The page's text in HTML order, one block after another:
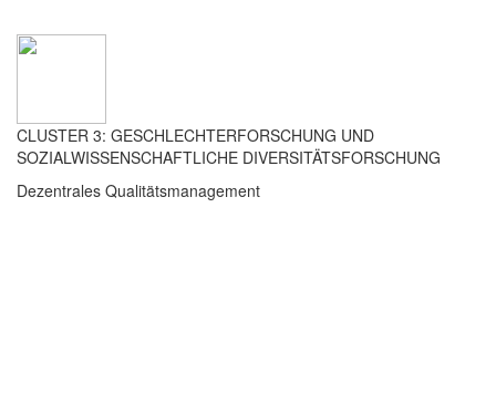
CLUSTER 3: GESCHLECHTERFORSCHUNG UND
SOZIALWISSENSCHAFTLICHE DIVERSITÄTSFORSCHUNG
Dezentrales Qualitätsmanagement